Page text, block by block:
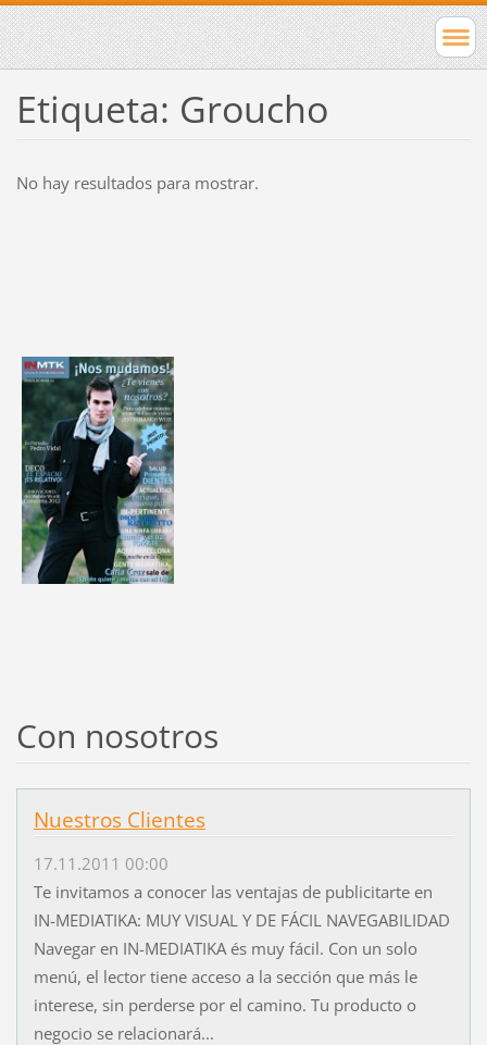
Etiqueta: Groucho
No hay resultados para mostrar.
Con nosotros
Nuestros Clientes
17.11.2011 00:00
Te invitamos a conocer las ventajas de publicitarte en
IN-MEDIATIKA: MUY VISUAL Y DE FÁCIL NAVEGABILIDAD
Navegar en IN-MEDIATIKA és muy fácil. Con un solo
menú, el lector tiene acceso a la sección que más le
interese, sin perderse por el camino. Tu producto o
negocio se relacionará...